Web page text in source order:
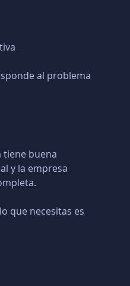
al problema
tiene buena
y la empresa
que necesitas es